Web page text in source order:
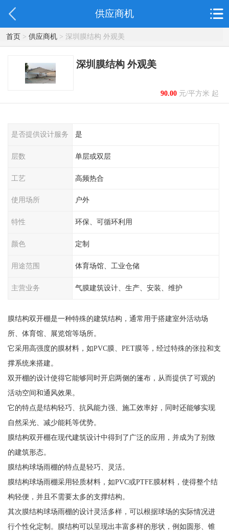
供应商机
首页> 供应商机> 深圳膜结构 外观美
深圳膜结构 外观美
90.00元/平方米 起
是否提供设计服务 是
层数 单层或双层
工艺 高频热合
使用场所 户外
特性 环保、可循环利用
颜色 定制
用途范围 体育场馆、工业仓储
主营业务 气膜建筑设计、生产、安装、维护
膜结构双开棚是一种特殊的建筑结构，通常用于搭建室外活动场
所、体育馆、展览馆等场所。
它采用高强度的膜材料，如PVC膜、PET膜等，经过特殊的张拉和支
撑系统来搭建。
双开棚的设计使得它能够同时开启两侧的篷布，从而提供了可观的
活动空间和通风效果。
它的特点是结构轻巧、抗风能力强、施工效率好，同时还能够实现
自然采光、减少能耗等优势。
膜结构双开棚在现代建筑设计中得到了广泛的应用，并成为了别致
的建筑形态。
膜结构球场雨棚的特点是轻巧、灵活。
膜结构球场雨棚采用轻质材料，如PVC或PTFE膜材料，使得整个结
构轻便，并且不需要太多的支撑结构。
其次膜结构球场雨棚的设计灵活多样，可以根据球场的实际情况进
行个性化定制。膜结构可以呈现出丰富多样的形状，例如圆形、锥